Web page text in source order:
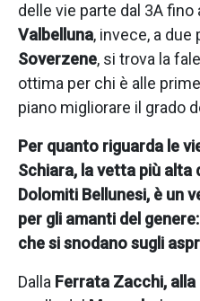
delle vie parte dal 3A fino
Valbelluna, invece, a due
Soverzene, si trova la
ottima per chi è alle
piano migliorare il grado
Per quanto riguarda le
Schiara, la vetta più alta
Dolomiti Bellunesi, è un
per gli amanti del
che si snodano sugli
Dalla Ferrata Zacchi, alla